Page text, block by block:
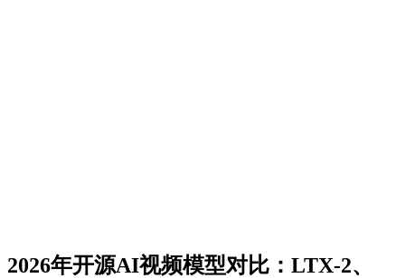
2026年开源AI视频模型对比：LTX-2、